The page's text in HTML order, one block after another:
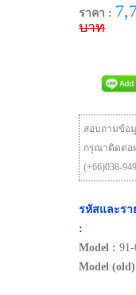
ราคา :
บาท
สอบถามข้อ
กรุณาติดต่อ
(+66)038-
รหัสและร
:
Model : 91-
Model